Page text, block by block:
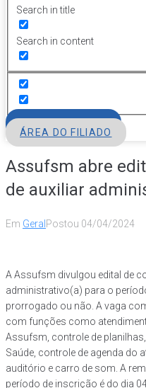
Search in title
Search in content
ÁREA DO FILIADO
Assufsm abre
de auxiliar
Em Geral Postou 04/04/2024
A Assufsm divulgou edital de
administrativo(a) para o
prorrogado ou não. A vaga
com funções como
Assufsm, controle de
Saúde, controle de agenda do
auditório e carro de som. A
período de inscrição é do dia